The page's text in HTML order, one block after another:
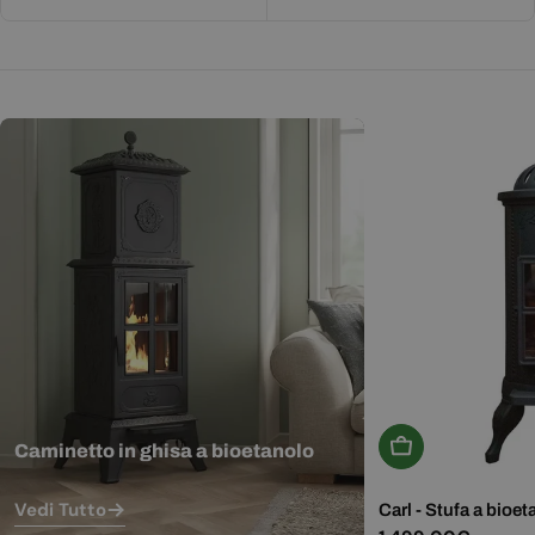
Caminetto in ghisa a bioetanolo
Vedi Tutto
Aggiungi Al
Carl - Stufa a